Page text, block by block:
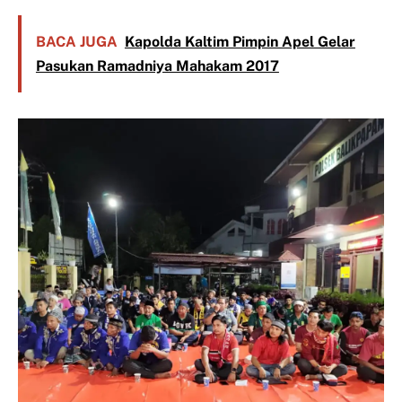
BACA JUGA Kapolda Kaltim Pimpin Apel Gelar
Pasukan Ramadniya Mahakam 2017